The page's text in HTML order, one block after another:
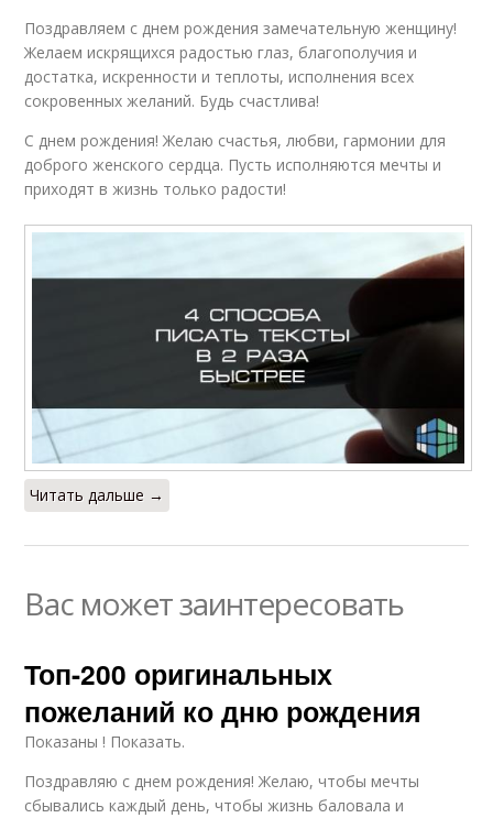
Поздравляем с днем рождения замечательную женщину!
Желаем искрящихся радостью глаз, благополучия и
достатка, искренности и теплоты, исполнения всех
сокровенных желаний. Будь счастлива!
С днем рождения! Желаю счастья, любви, гармонии для
доброго женского сердца. Пусть исполняются мечты и
приходят в жизнь только радости!
Читать дальше →
Вас может заинтересовать
Топ-200 оригинальных
пожеланий ко дню рождения
Показаны ! Показать.
Поздравляю с днем рождения! Желаю, чтобы мечты
сбывались каждый день, чтобы жизнь баловала и